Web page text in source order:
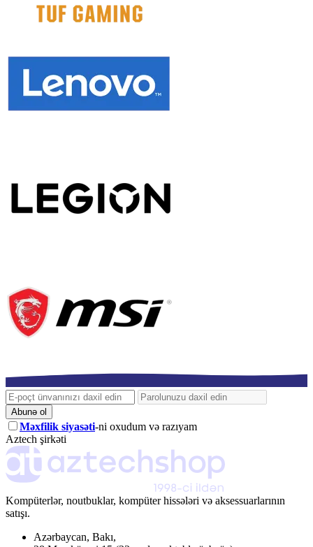
Abunə ol
Məxfilik siyasəti-ni oxudum və razıyam
Aztech şirkəti
Kompüterlər, noutbuklar, kompüter hissələri və aksessuarlarının
satışı.
Azərbaycan, Bakı,